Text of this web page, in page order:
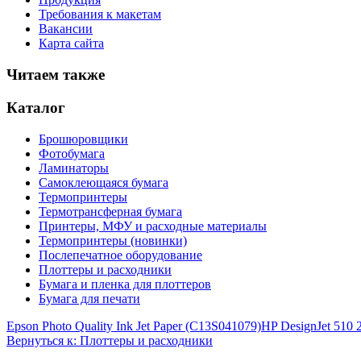
Требования к макетам
Вакансии
Карта сайта
Читаем также
Каталог
Брошюровщики
Фотобумага
Ламинаторы
Самоклеющаяся бумага
Термопринтеры
Термотрансферная бумага
Принтеры, МФУ и расходные материалы
Термопринтеры (новинки)
Послепечатное оборудование
Плоттеры и расходники
Бумага и пленка для плоттеров
Бумага для печати
Epson Photo Quality Ink Jet Paper (C13S041079)HP DesignJet 510
Вернуться к: Плоттеры и расходники